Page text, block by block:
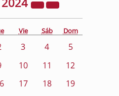
Vie Sáb Dom
3 4
5
10 11
12
17 18
19